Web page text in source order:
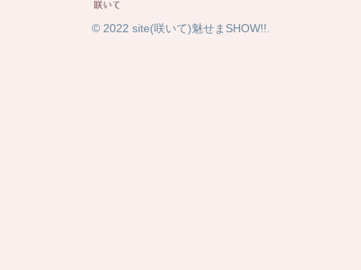
© 2022 site(咲いて)魅せまSHOW!!.